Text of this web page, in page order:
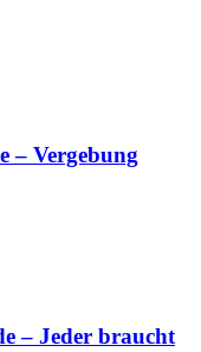
– Vergebung
– Jeder braucht